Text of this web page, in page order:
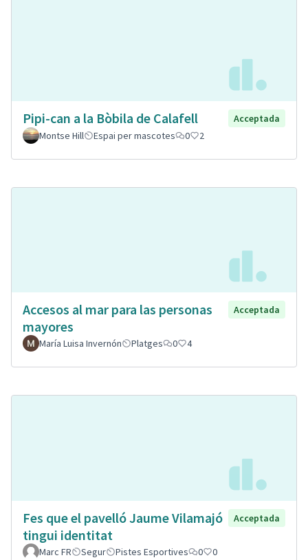
Pipi-can a la Bòbila de Calafell
Acceptada
Montse Hill
Espai per mascotes 0 2
Accesos al mar para las personas
mayores
Acceptada
María Luisa Invernón Platges 0 4
Fes que el pavelló Jaume Vilamajó
tingui identitat
Acceptada
Marc FR Segur Pistes Esportives 0 0